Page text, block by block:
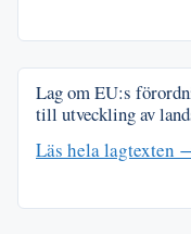
Lag om EU:s
till utveckling av
Läs hela lagtexten